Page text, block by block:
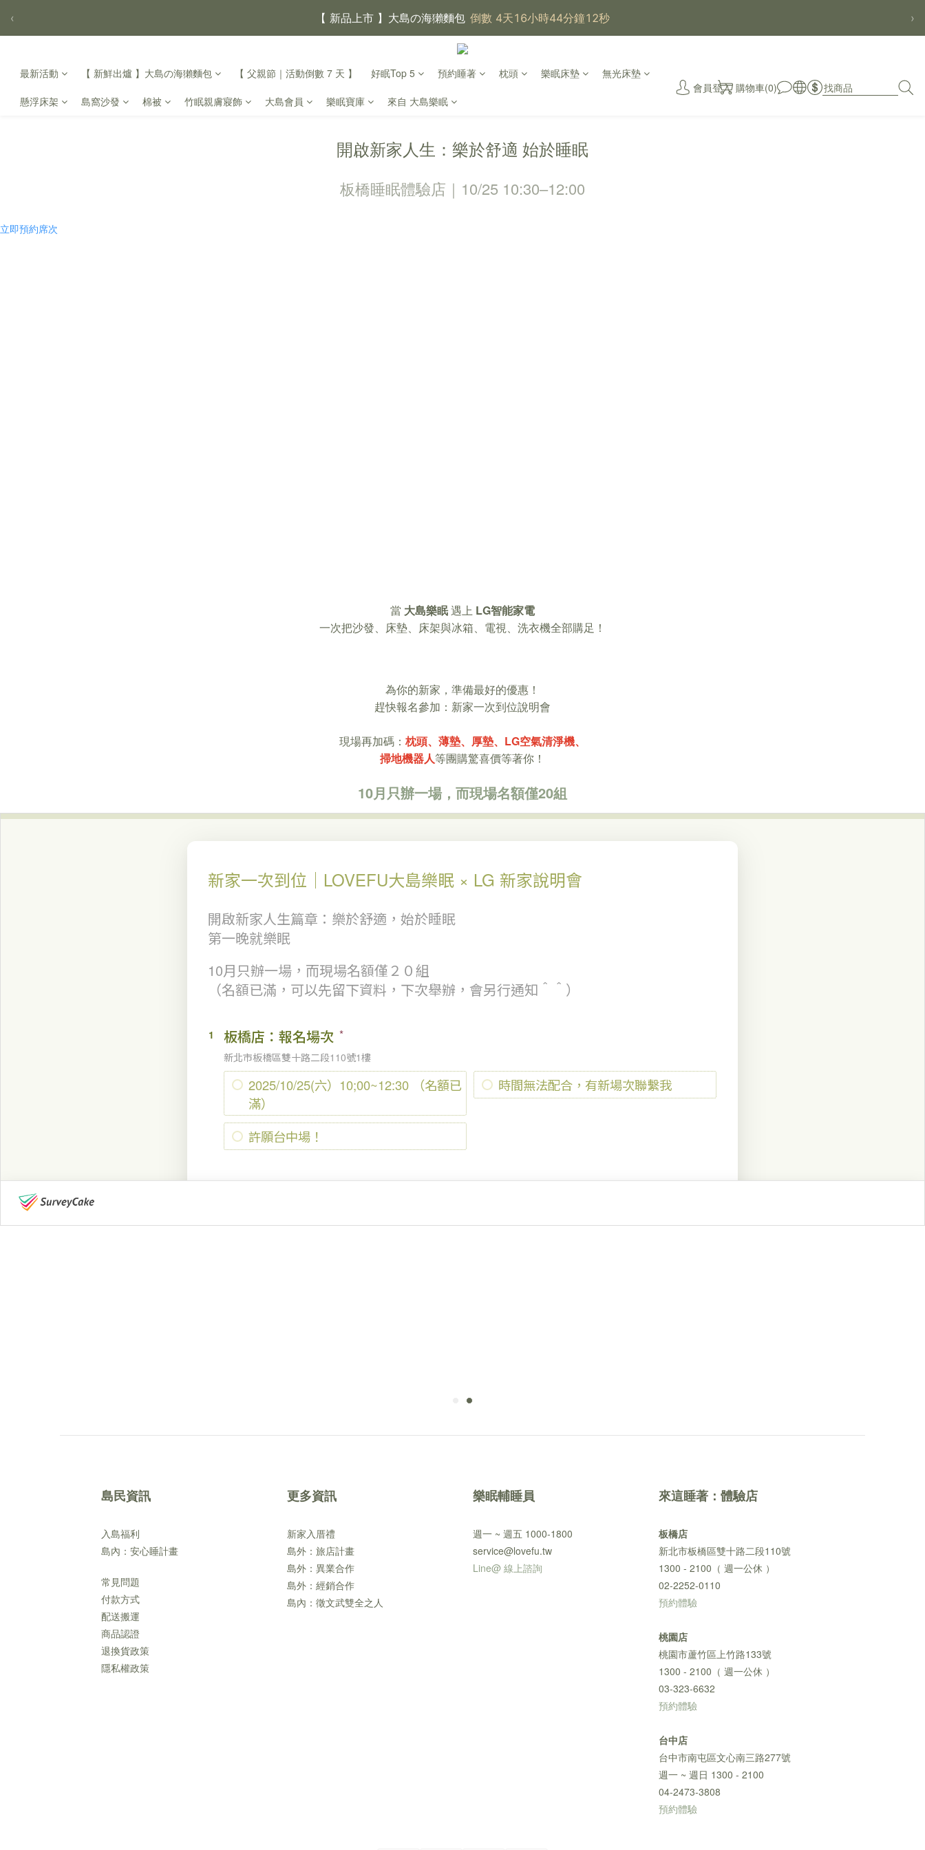
【 新品上市 】大島の海獺麵包 倒數 4天16小時44分鐘11秒
【 大島樂眠方案 】指定品項優惠，買越多省越多
父親節｜靠山計劃，最高折 $2,500 倒數 4天16小時44分鐘11秒
‹ ›
最新活動 【 新鮮出爐 】大島の海獺麵包 【 父親節｜活動倒數 7 天 】 好眠Top 5 預約睡著 枕頭 樂眠床墊 無光床墊
懸浮床架 島窩沙發 棉被 竹眠親膚寢飾 大島會員 樂眠寶庫 來自 大島樂眠
會員登入 購物車(0)
開啟新家人生：樂於舒適 始於睡眠
板橋睡眠體驗店｜10/25 10:30–12:00
立即預約席次
當 大島樂眠遇上 LG智能家電
一次把沙發、床墊、床架與冰箱、電視、洗衣機全部購足！
為你的新家，準備最好的優惠！
趕快報名參加：新家一次到位說明會
現場再加碼： 枕頭、薄墊、厚墊、LG空氣清淨機、
掃地機器人等團購驚喜價等著你！
10月只辦一場，而現場名額僅20組
島民資訊
入島福利
島內：安心睡計畫
常見問題
付款方式
配送搬運
商品認證
退換貨政策
隱私權政策
更多資訊
新家入厝禮
島外：旅店計畫
島外：異業合作
島外：經銷合作
島內：徵文武雙全之人
樂眠輔睡員
週一 ~ 週五 1000-1800
service@lovefu.tw
Line@ 線上諮詢
來這睡著：體驗店
板橋店
新北市板橋區雙十路二段110號
1300 - 2100（ 週一公休 ）
02-2252-0110
預約體驗
桃園店
桃園市蘆竹區上竹路133號
1300 - 2100（ 週一公休 ）
03-323-6632
預約體驗
台中店
台中市南屯區文心南三路277號
週一 ~ 週日 1300 - 2100
04-2473-3808
預約體驗